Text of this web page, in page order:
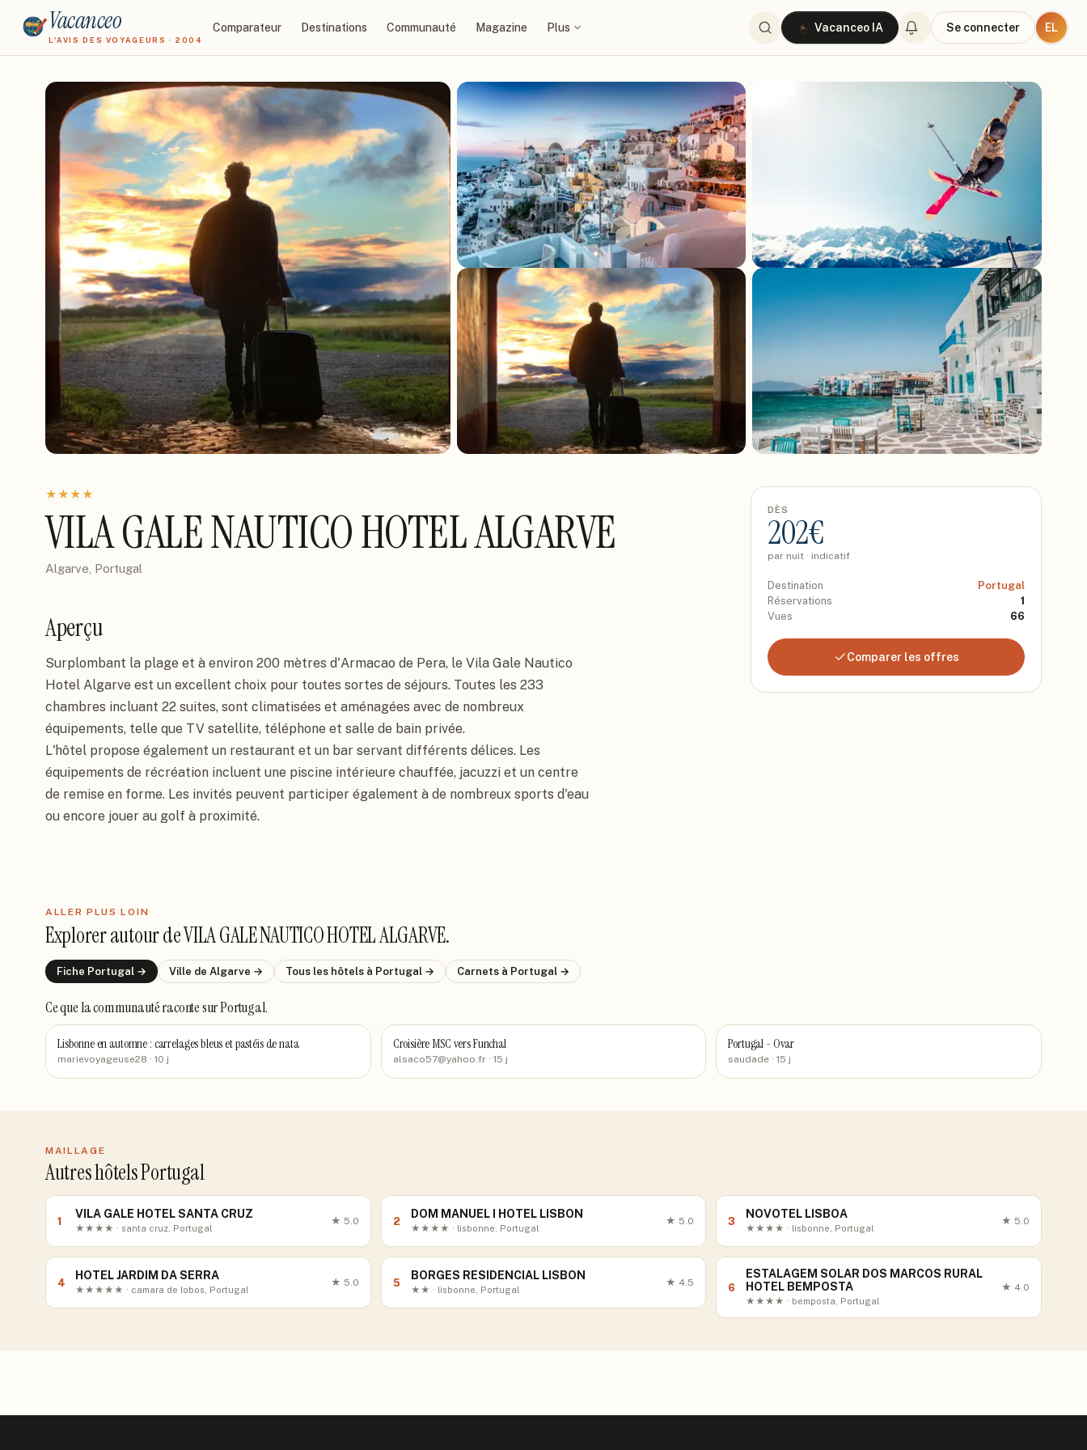
Vacanceo
L'AVIS DES VOYAGEURS · 2004
Comparateur Destinations Communauté Magazine Plus Vacanceo IA Se connecter EL
★★★★
VILA GALE NAUTICO HOTEL ALGARVE
Algarve, Portugal
Aperçu
Surplombant la plage et à environ 200 mètres d'Armacao de Pera, le Vila Gale Nautico
Hotel Algarve est un excellent choix pour toutes sortes de séjours. Toutes les 233
chambres incluant 22 suites, sont climatisées et aménagées avec de nombreux
équipements, telle que TV satellite, téléphone et salle de bain privée.
L'hôtel propose également un restaurant et un bar servant différents délices. Les
équipements de récréation incluent une piscine intérieure chauffée, jacuzzi et un centre
de remise en forme. Les invités peuvent participer également à de nombreux sports d'eau
ou encore jouer au golf à proximité.
DÈS
202€
par nuit · indicatif
Destination
Portugal
Réservations
1
Vues
66
Comparer les offres
ALLER PLUS LOIN
Explorer autour deVILA GALE NAUTICO HOTEL ALGARVE.
Fiche Portugal → Ville de Algarve → Tous les hôtels à Portugal → Carnets à Portugal →
Ce que la communauté racontesur Portugal.
Lisbonne en automne : carrelages bleus et pastéis de nata
marievoyageuse28 · 10 j
Croisière MSC vers Funchal
alsaco57@yahoo.fr· 15 j
Portugal - Ovar
saudade · 15 j
MAILLAGE
Autres hôtels Portugal
1
VILA GALE HOTEL SANTA CRUZ
★★★★ · santa cruz, Portugal
★ 5.0 2
DOM MANUEL I HOTEL LISBON
★★★★ · lisbonne, Portugal
★ 5.0 3
NOVOTEL LISBOA
★★★★ · lisbonne, Portugal
★ 5.0
4
HOTEL JARDIM DA SERRA
★★★★★ · camara de lobos, Portugal
★ 5.0 5
BORGES RESIDENCIAL LISBON
★★ · lisbonne, Portugal
★ 4.5 6
ESTALAGEM SOLAR DOS MARCOS RURAL
HOTEL BEMPOSTA
★★★★ · bemposta, Portugal
★ 4.0